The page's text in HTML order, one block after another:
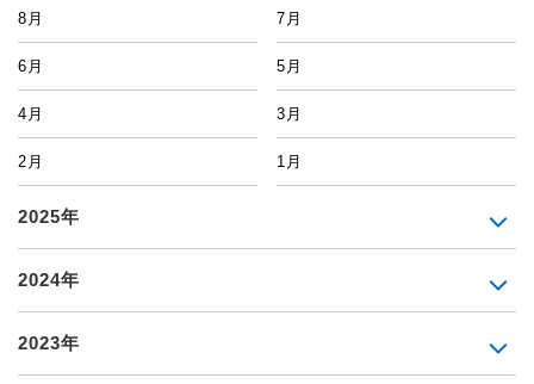
8月 7月
6月 5月
4月 3月
2月 1月
2025年
2024年
2023年